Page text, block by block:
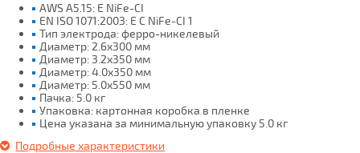
AWS A5.15: E NiFe-CI
EN ISO 1071:2003: E C NiFe-CI 1
Тип электрода: ферро-никелевый
Диаметр: 2.6х300 мм
Диаметр: 3.2х350 мм
Диаметр: 4.0х350 мм
Диаметр: 5.0х550 мм
Пачка: 5.0 кг
Упаковка: картонная коробка в пленке
Цена указана за минимальную упаковку 5.0 кг
Подробные характеристики